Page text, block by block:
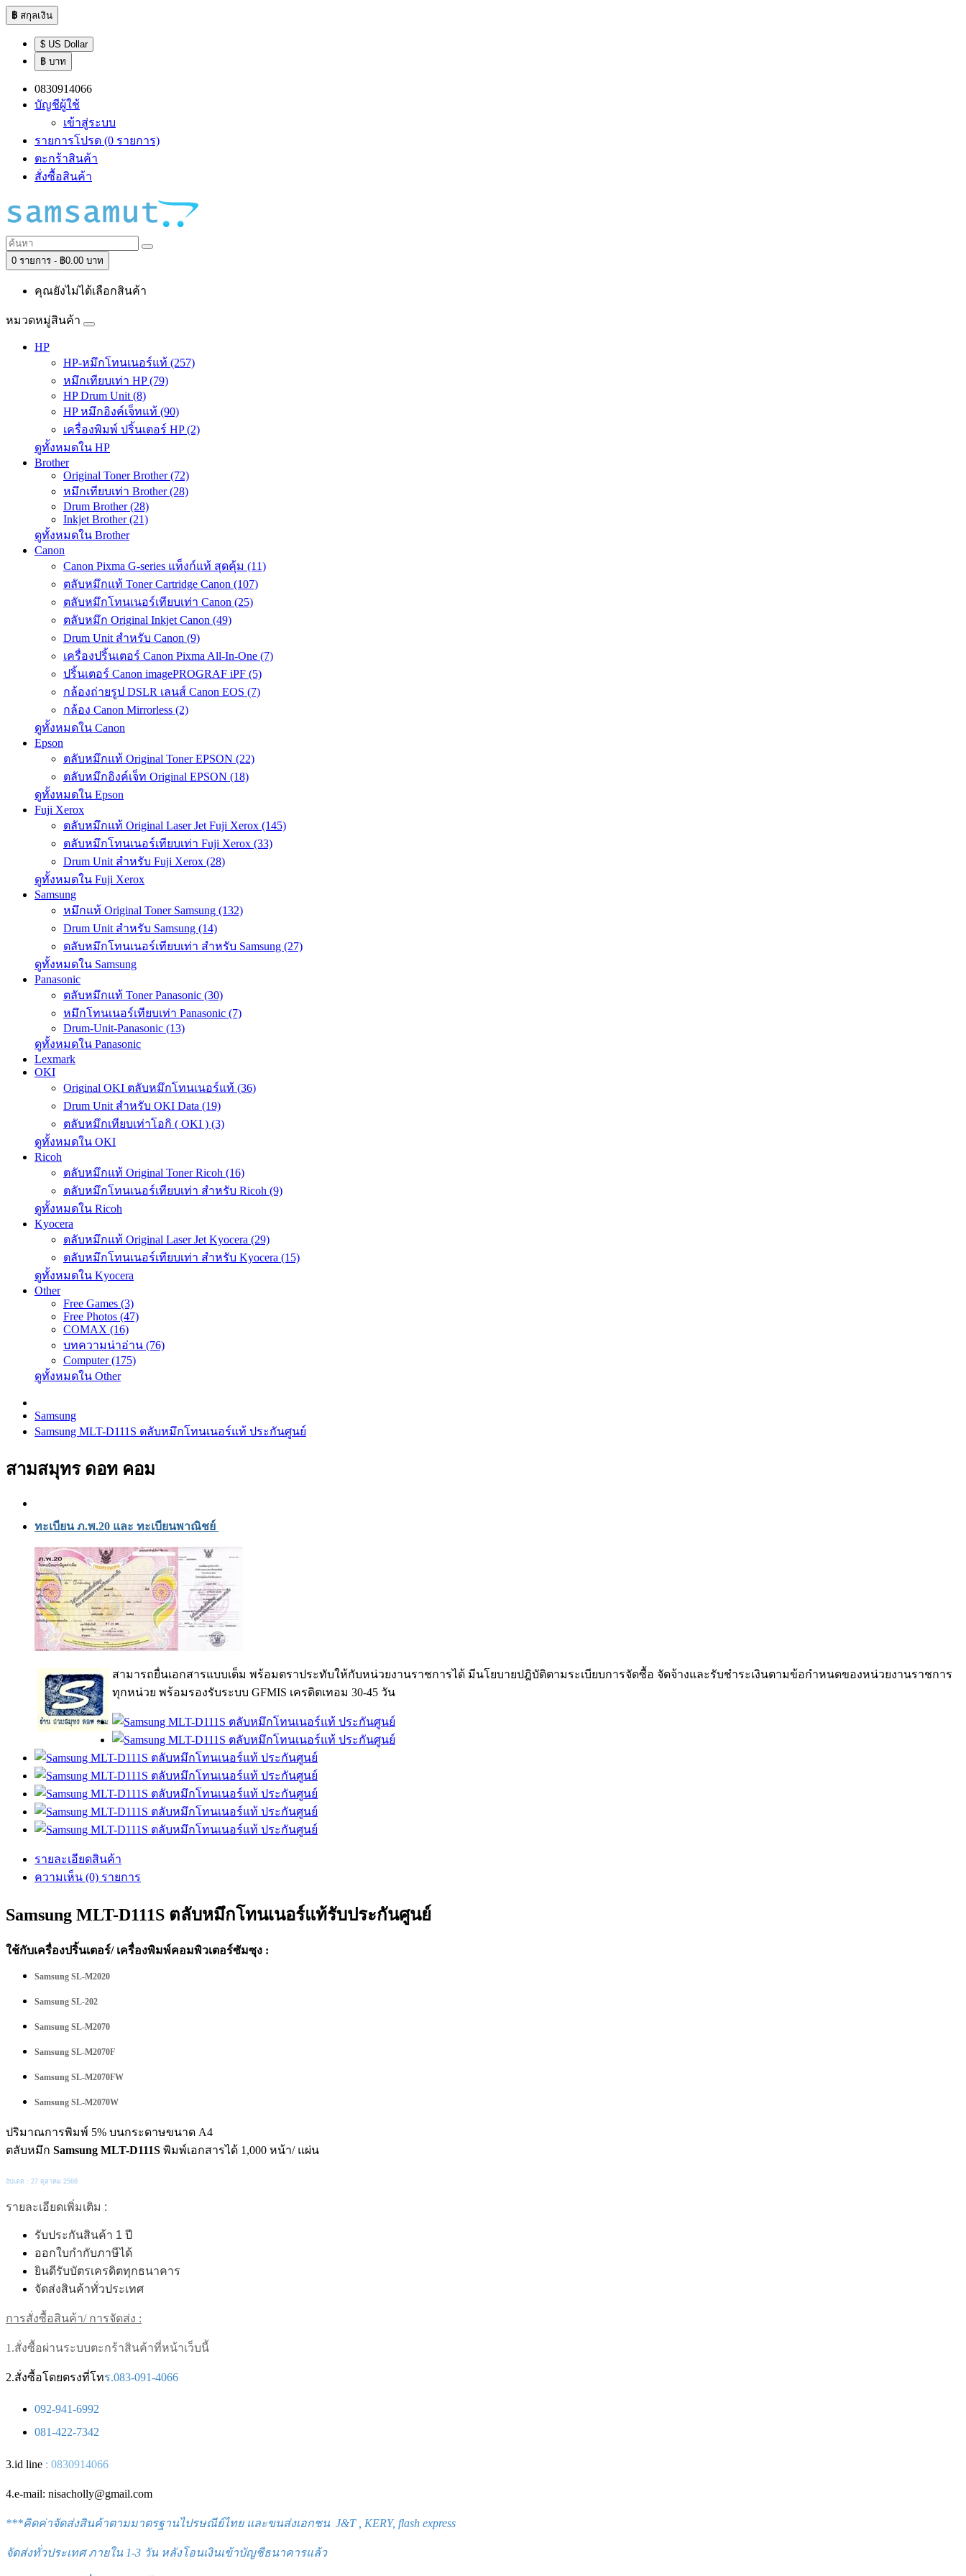
฿ สกุลเงิน
$ US Dollar
฿ บาท
0830914066
บัญชีผู้ใช้
เข้าสู่ระบบ
รายการโปรด (0 รายการ)
ตะกร้าสินค้า
สั่งซื้อสินค้า
0 รายการ - ฿0.00 บาท
คุณยังไม่ได้เลือกสินค้า
หมวดหมู่สินค้า
HP
HP-หมึกโทนเนอร์แท้ (257)
หมึกเทียบเท่า HP (79)
HP Drum Unit (8)
HP หมึกอิงค์เจ็ทแท้ (90)
เครื่องพิมพ์ ปริ้นเตอร์ HP (2)
ดูทั้งหมดใน HP
Brother
Original Toner Brother (72)
หมึกเทียบเท่า Brother (28)
Drum Brother (28)
Inkjet Brother (21)
ดูทั้งหมดใน Brother
Canon
Canon Pixma G-series แท็งก์แท้ สุดคุ้ม (11)
ตลับหมึกแท้ Toner Cartridge Canon (107)
ตลับหมึกโทนเนอร์เทียบเท่า Canon (25)
ตลับหมึก Original Inkjet Canon (49)
Drum Unit สำหรับ Canon (9)
เครื่องปริ้นเตอร์ Canon Pixma All-In-One (7)
ปริ้นเตอร์ Canon imagePROGRAF iPF (5)
กล้องถ่ายรูป DSLR เลนส์ Canon EOS (7)
กล้อง Canon Mirrorless (2)
ดูทั้งหมดใน Canon
Epson
ตลับหมึกแท้ Original Toner EPSON (22)
ตลับหมึกอิงค์เจ็ท Original EPSON (18)
ดูทั้งหมดใน Epson
Fuji Xerox
ตลับหมึกแท้ Original Laser Jet Fuji Xerox (145)
ตลับหมึกโทนเนอร์เทียบเท่า Fuji Xerox (33)
Drum Unit สำหรับ Fuji Xerox (28)
ดูทั้งหมดใน Fuji Xerox
Samsung
หมึกแท้ Original Toner Samsung (132)
Drum Unit สำหรับ Samsung (14)
ตลับหมึกโทนเนอร์เทียบเท่า สำหรับ Samsung (27)
ดูทั้งหมดใน Samsung
Panasonic
ตลับหมึกแท้ Toner Panasonic (30)
หมึกโทนเนอร์เทียบเท่า Panasonic (7)
Drum-Unit-Panasonic (13)
ดูทั้งหมดใน Panasonic
Lexmark
OKI
Original OKI ตลับหมึกโทนเนอร์แท้ (36)
Drum Unit สำหรับ OKI Data (19)
ตลับหมึกเทียบเท่าโอกิ ( OKI ) (3)
ดูทั้งหมดใน OKI
Ricoh
ตลับหมึกแท้ Original Toner Ricoh (16)
ตลับหมึกโทนเนอร์เทียบเท่า สำหรับ Ricoh (9)
ดูทั้งหมดใน Ricoh
Kyocera
ตลับหมึกแท้ Original Laser Jet Kyocera (29)
ตลับหมึกโทนเนอร์เทียบเท่า สำหรับ Kyocera (15)
ดูทั้งหมดใน Kyocera
Other
Free Games (3)
Free Photos (47)
COMAX (16)
บทความน่าอ่าน (76)
Computer (175)
ดูทั้งหมดใน Other
Samsung
Samsung MLT-D111S ตลับหมึกโทนเนอร์แท้ ประกันศูนย์
สามสมุทร ดอท คอม
ทะเบียน ภ.พ.20 และ ทะเบียนพาณิชย์
สามารถยื่นเอกสารแบบเต็ม พร้อมตราประทับให้กับหน่วยงานราชการได้ มีนโยบายปฎิบัติตามระเบียบการจัดซื้อ จัดจ้างและรับชำระเงินตามข้อกำหนดของหน่วยงานราชการ
ทุกหน่วย พร้อมรองรับระบบ GFMIS เครดิตเทอม 30-45 วัน
รายละเอียดสินค้า
ความเห็น (0) รายการ
Samsung MLT-D111S ตลับหมึกโทนเนอร์แท้รับประกันศูนย์
ใช้กับเครื่องปริ้นเตอร์/ เครื่องพิมพ์คอมพิวเตอร์ซัมซุง :
Samsung SL-M2020
Samsung SL-202
Samsung SL-M2070
Samsung SL-M2070F
Samsung SL-M2070FW
Samsung SL-M2070W
ปริมาณการพิมพ์ 5% บนกระดาษขนาด A4
ตลับหมึก Samsung MLT-D111S พิมพ์เอกสารได้ 1,000 หน้า/ แผ่น
อัปเตด : 27 ตุลาคม 2568
รายละเอียดเพิ่มเติม :
รับประกันสินค้า 1 ปี
ออกใบกำกับภาษีได้
ยินดีรับบัตรเครดิตทุกธนาคาร
จัดส่งสินค้าทั่วประเทศ
การสั่งซื้อสินค้า/ การจัดส่ง :
1.สั่งซื้อผ่านระบบตะกร้าสินค้าที่หน้าเว็บนี้
2.สั่งซื้อโดยตรงที่โทร.083-091-4066
092-941-6992
081-422-7342
3.id line : 0830914066
4.e-mail: nisacholly@gmail.com
***คิดค่าจัดส่งสินค้าตามมาตรฐานไปรษณีย์ไทย และขนส่งเอกชน J&T , KERY, flash express
จัดส่งทั่วประเทศ ภายใน 1-3 วัน หลังโอนเงินเข้าบัญชีธนาคารแล้ว